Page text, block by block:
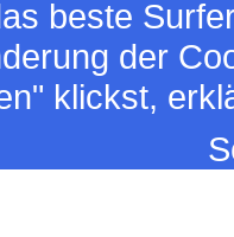
beste
der
klickst,